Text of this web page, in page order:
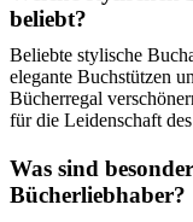
beliebt?
Beliebte stylische
elegante Buchstützen
Bücherregal
für die Leidenschaft
Was sind
Bücherliebhaber?